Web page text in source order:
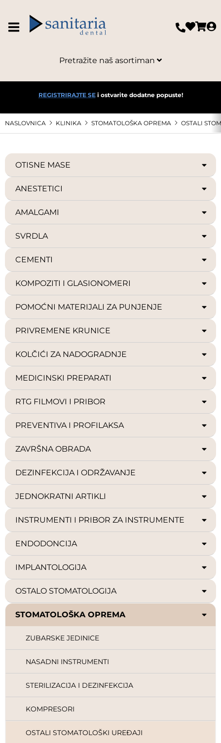
Pretražite naš asortiman
REGISTRIRAJTE SEi ostvarite dodatne popuste!
NASLOVNICA KLINIKA STOMATOLOŠKA OPREMA OSTALI
OTISNE MASE
ANESTETICI
AMALGAMI
SVRDLA
CEMENTI
KOMPOZITI I GLASIONOMERI
POMOĆNI MATERIJALI ZA PUNJENJE
PRIVREMENE KRUNICE
KOLČIĆI ZA NADOGRADNJE
MEDICINSKI PREPARATI
RTG FILMOVI I PRIBOR
PREVENTIVA I PROFILAKSA
ZAVRŠNA OBRADA
DEZINFEKCIJA I ODRŽAVANJE
JEDNOKRATNI ARTIKLI
INSTRUMENTI I PRIBOR ZA INSTRUMENTE
ENDODONCIJA
IMPLANTOLOGIJA
OSTALO STOMATOLOGIJA
STOMATOLOŠKA OPREMA
ZUBARSKE JEDINICE
NASADNI INSTRUMENTI
STERILIZACIJA I DEZINFEKCIJA
KOMPRESORI
OSTALI STOMATOLOŠKI UREĐAJI